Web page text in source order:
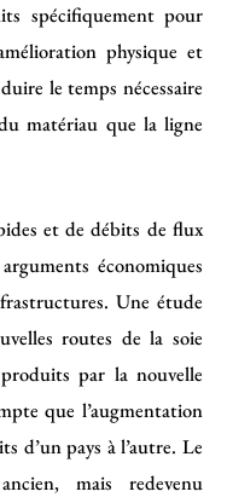
spécifiquement pour
physique et
le temps nécessaire
matériau que la ligne
et de débits de flux
économiques
Une étude
routes de la soie
par la nouvelle
que l’augmentation
d’un pays à l’autre. Le
mais redevenu